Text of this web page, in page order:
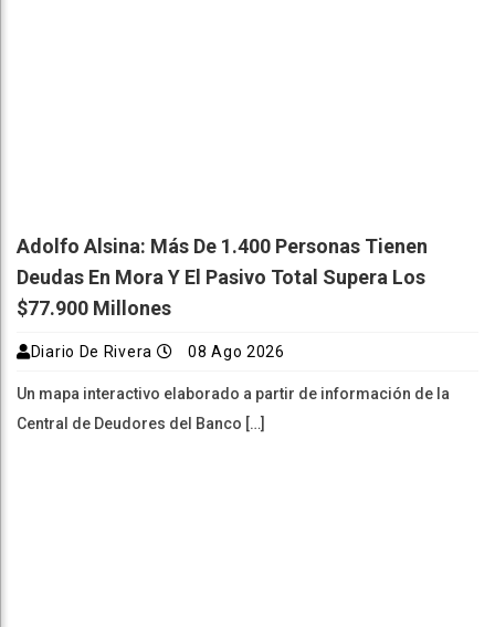
Adolfo Alsina: Más De 1.400 Personas Tienen
Deudas En Mora Y El Pasivo Total Supera Los
$77.900 Millones
Diario De Rivera 08 Ago 2026
Un mapa interactivo elaborado a partir de información de la
Central de Deudores del Banco […]